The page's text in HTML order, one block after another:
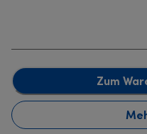
Zum